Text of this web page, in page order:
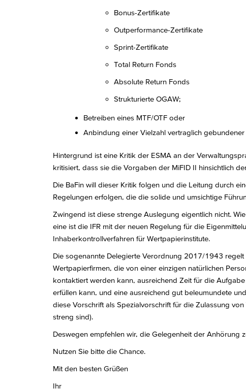
Bonus-Zertifikate
Outperformance-Zertifikate
Sprint-Zertifikate
Total Return Fonds
Absolute Return Fonds
Strukturierte OGAW;
Betreiben eines MTF/OTF oder
Anbindung einer Vielzahl vertraglich
Hintergrund ist eine Kritik der ESMA an der
kritisiert, dass sie die Vorgaben der MiFID II hinsichtlich
Die BaFin will dieser Kritik folgen und die Leitung durch
Regelungen erfolgen, die die solide und umsichtige
Zwingend ist diese strenge Auslegung eigentlich nicht.
eine ist die IFR mit der neuen Regelung für die
Inhaberkontrollverfahren für Wertpapierinstitute.
Die sogenannte Delegierte Verordnung 2017/1943
Wertpapierfirmen, die von einer einzigen natürlichen
kontaktiert werden kann, ausreichend Zeit für die
erfüllen kann, und eine ausreichend gut beleumundete
diese Vorschrift als Spezialvorschrift für die Zulassung
streng sind).
Deswegen empfehlen wir, die Gelegenheit der Anhörung
Nutzen Sie bitte die Chance.
Mit den besten Grüßen
Ihr